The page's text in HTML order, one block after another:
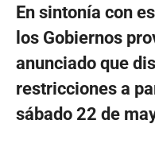
En sintonía con
los Gobiernos
anunciado que
restricciones a
sábado 22 de